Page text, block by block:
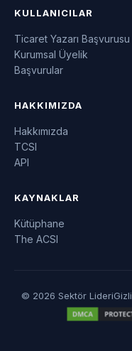
KULLANICILAR
Ticaret Yazarı Başvurusu
Kurumsal Üyelik
Başvurular
HAKKIMIZDA
Hakkımızda
TCSI
API
KAYNAKLAR
Kütüphane
The ACSI
© 2026 Sektör Lideri